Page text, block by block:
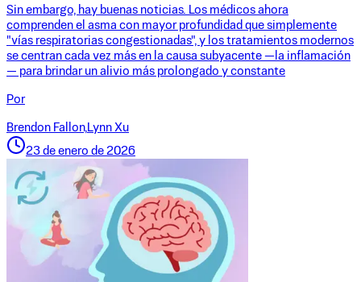
Sin embargo, hay buenas noticias. Los médicos ahora
comprenden el asma con mayor profundidad que simplemente
"vías respiratorias congestionadas", y los tratamientos modernos
se centran cada vez más en la causa subyacente —la inflamación
— para brindar un alivio más prolongado y constante
Por
Brendon Fallon,Lynn Xu
23 de enero de 2026